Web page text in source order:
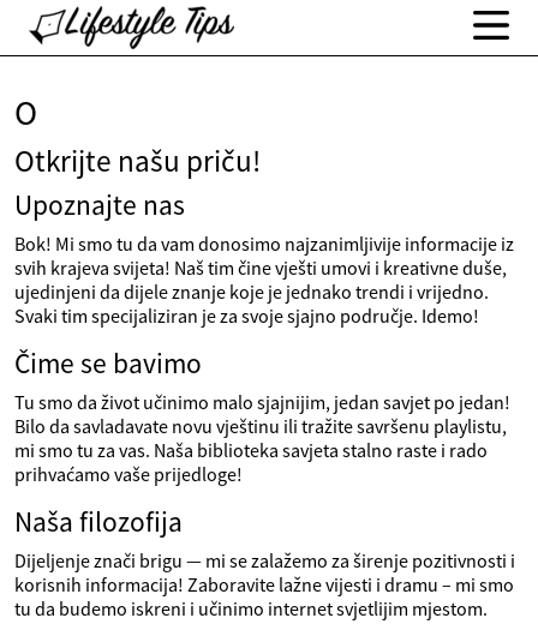
O
Otkrijte našu priču!
Upoznajte nas
Bok! Mi smo tu da vam donosimo najzanimljivije informacije iz
svih krajeva svijeta! Naš tim čine vješti umovi i kreativne duše,
ujedinjeni da dijele znanje koje je jednako trendi i vrijedno.
Svaki tim specijaliziran je za svoje sjajno područje. Idemo!
Čime se bavimo
Tu smo da život učinimo malo sjajnijim, jedan savjet po jedan!
Bilo da savladavate novu vještinu ili tražite savršenu playlistu,
mi smo tu za vas. Naša biblioteka savjeta stalno raste i rado
prihvaćamo vaše prijedloge!
Naša filozofija
Dijeljenje znači brigu — mi se zalažemo za širenje pozitivnosti i
korisnih informacija! Zaboravite lažne vijesti i dramu – mi smo
tu da budemo iskreni i učinimo internet svjetlijim mjestom.